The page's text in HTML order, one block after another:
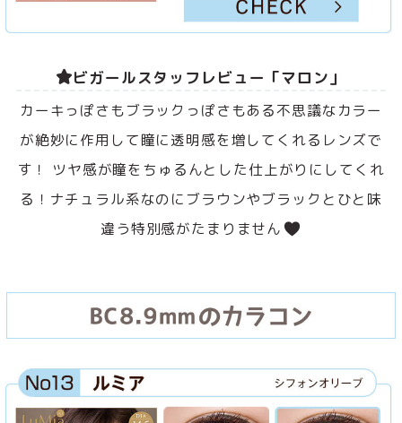
ビガールスタッフレビュー「マロン」
カーキっぽさもブラックっぽさもある不思議なカラー
が絶妙に作用して瞳に透明感を増してくれるレンズで
す！ ツヤ感が瞳をちゅるんとした仕上がりにしてくれ
る！ナチュラル系なのにブラウンやブラックとひと味
違う特別感がたまりません